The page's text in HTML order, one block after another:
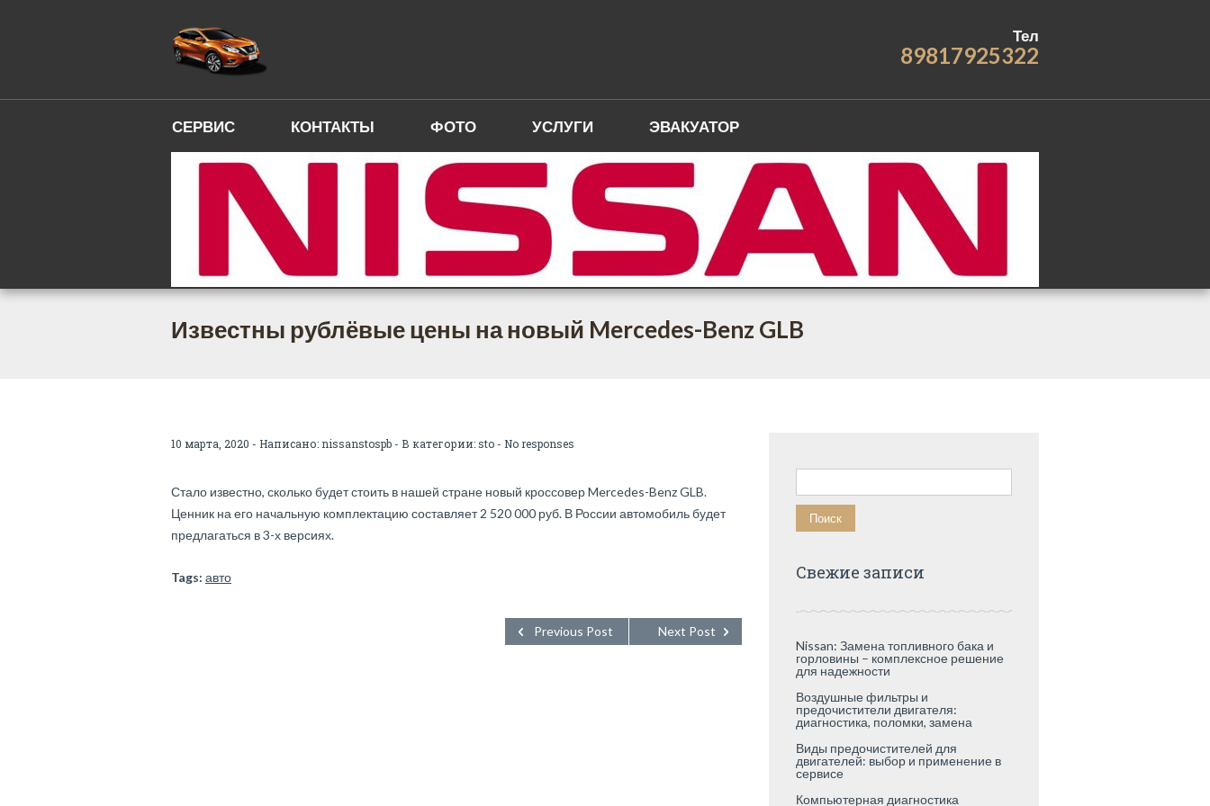
Тел
89817925322
СЕРВИС КОНТАКТЫ ФОТО УСЛУГИ ЭВАКУАТОР
Известны рублёвые цены на новый Mercedes-Benz GLB
10 марта, 2020 - Написано: nissanstospb - В категории:sto - No responses
Стало известно, сколько будет стоить в нашей стране новый кроссовер Mercedes-Benz GLB.
Ценник на его начальную комплектацию составляет 2 520 000 руб. В России автомобиль будет
предлагаться в 3-х версиях.
Tags: авто
Next Post
Previous Post
Найти:
Свежие записи
Nissan: Замена топливного бака и
горловины – комплексное решение
для надежности
Воздушные фильтры и
предочистители двигателя:
диагностика, поломки, замена
Виды предочистителей для
двигателей: выбор и применение в
сервисе
Компьютерная диагностика